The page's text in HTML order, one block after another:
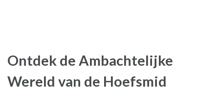
Ontdek de Ambachtelijke
Wereld van de Hoefsmid